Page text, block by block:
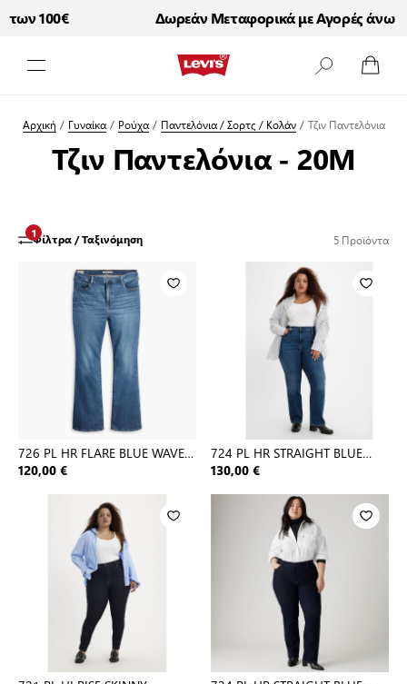
100€ Δωρεάν Μεταφορικά με Αγορές άνω
Αρχική / Γυναίκα / Ρούχα / Παντελόνια / Σορτς / Κολάν / Τζιν Παντελόνια
Τζιν Παντελόνια - 20M
Φίλτρα / Ταξινόμηση
1 5Προϊόντα
726 PL HR FLARE BLUE WAVE
MID
120,00 €
724 PL HR STRAIGHT BLUE
WAVE D
130,00 €